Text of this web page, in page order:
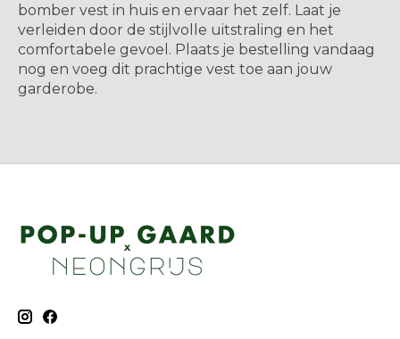
bomber vest in huis en ervaar het zelf. Laat je
verleiden door de stijlvolle uitstraling en het
comfortabele gevoel. Plaats je bestelling vandaag
nog en voeg dit prachtige vest toe aan jouw
garderobe.